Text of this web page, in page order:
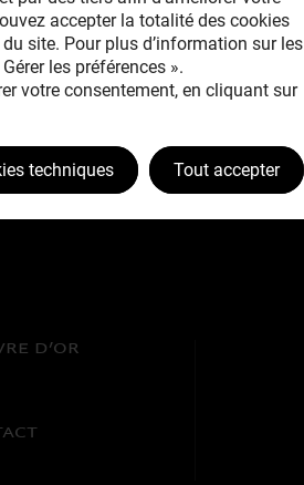
D’OR
accepter la totalité des cookies
site. Pour plus d’information sur les
les préférences ».
votre consentement, en cliquant sur
techniques Tout accepter